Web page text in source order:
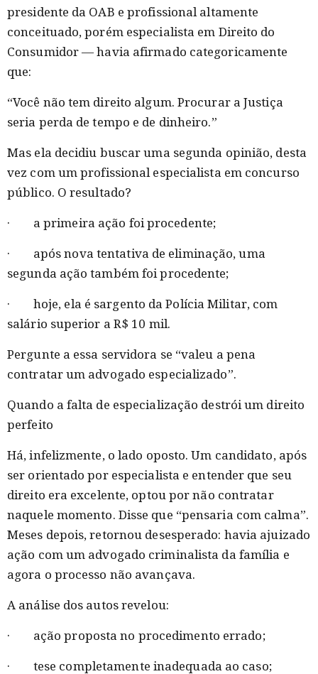
presidente da OAB e profissional altamente
conceituado, porém especialista em Direito do
Consumidor — havia afirmado categoricamente
que:
“Você não tem direito algum. Procurar a Justiça
seria perda de tempo e de dinheiro.”
Mas ela decidiu buscar uma segunda opinião, desta
vez com um profissional especialista em concurso
público. O resultado?
· a primeira ação foi procedente;
· após nova tentativa de eliminação, uma
segunda ação também foi procedente;
· hoje, ela é sargento da Polícia Militar, com
salário superior a R$ 10 mil.
Pergunte a essa servidora se “valeu a pena
contratar um advogado especializado”.
Quando a falta de especialização destrói um direito
perfeito
Há, infelizmente, o lado oposto. Um candidato, após
ser orientado por especialista e entender que seu
direito era excelente, optou por não contratar
naquele momento. Disse que “pensaria com calma”.
Meses depois, retornou desesperado: havia ajuizado
ação com um advogado criminalista da família e
agora o processo não avançava.
A análise dos autos revelou:
· ação proposta no procedimento errado;
· tese completamente inadequada ao caso;